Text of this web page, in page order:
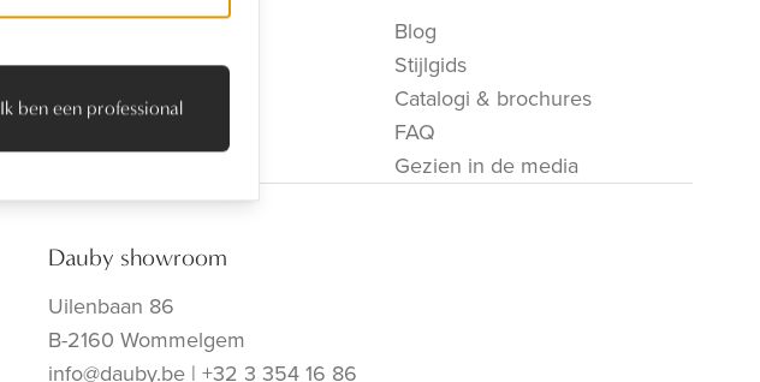
Realisaties
Verdelers
Blog
Stijlgids
Catalogi & brochures
FAQ
Gezien in de media
Dauby showroom
Uilenbaan 86
B-2160 Wommelgem
info@dauby.be | +32 3 354 16 86
Ik ben een professional